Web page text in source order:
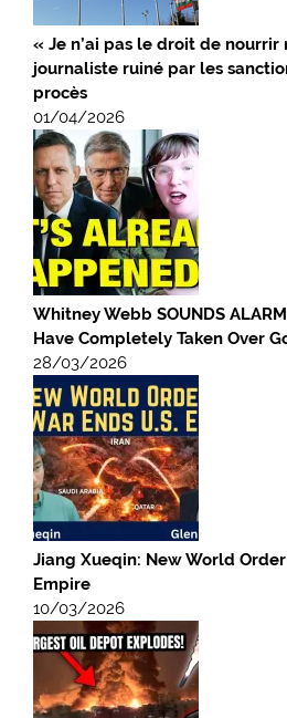
« Je n’ai pas le droit de
journaliste ruiné par les
procès
01/04/2026
Whitney Webb SOUNDS
Have Completely Taken Over
28/03/2026
Jiang Xueqin: New World Order
Empire
10/03/2026